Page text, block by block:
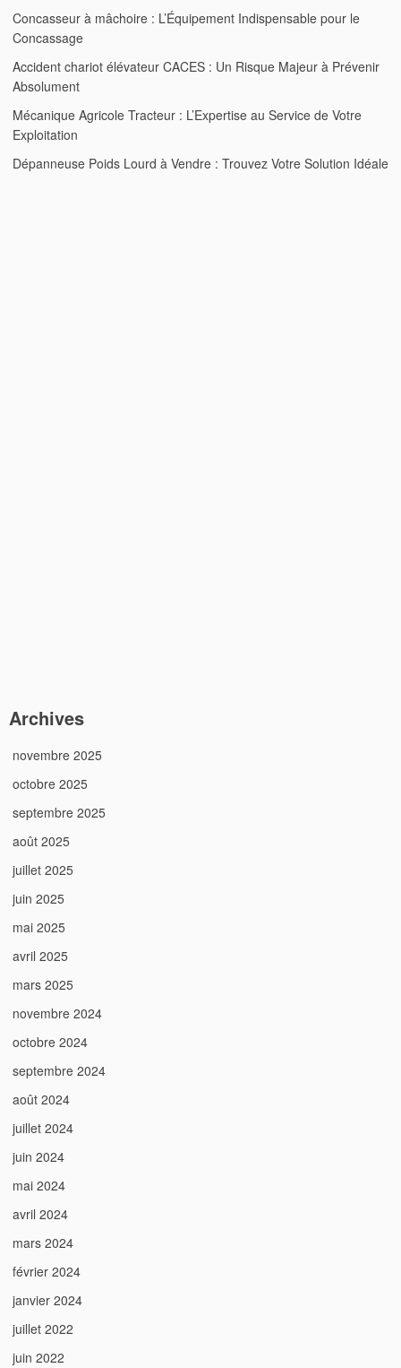
Concasseur à mâchoire : L’Équipement Indispensable pour le
Concassage
Accident chariot élévateur CACES : Un Risque Majeur à Prévenir
Absolument
Mécanique Agricole Tracteur : L’Expertise au Service de Votre
Exploitation
Dépanneuse Poids Lourd à Vendre : Trouvez Votre Solution Idéale
Archives
novembre 2025
octobre 2025
septembre 2025
août 2025
juillet 2025
juin 2025
mai 2025
avril 2025
mars 2025
novembre 2024
octobre 2024
septembre 2024
août 2024
juillet 2024
juin 2024
mai 2024
avril 2024
mars 2024
février 2024
janvier 2024
juillet 2022
juin 2022